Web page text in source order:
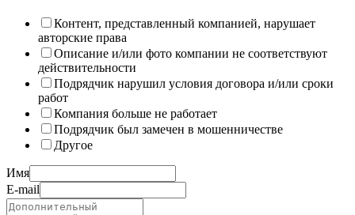
Контент, представленный компанией, нарушает
авторские права
Описание и/или фото компании не соответствуют
действительности
Подрядчик нарушил условия договора и/или сроки
работ
Компания больше не работает
Подрядчик был замечен в мошенничестве
Другое
Имя
E-mail